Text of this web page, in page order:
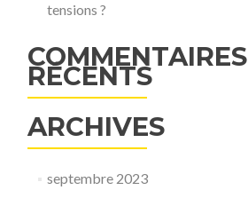
tensions ?
COMMENTAIRES
RÉCENTS
ARCHIVES
septembre 2023